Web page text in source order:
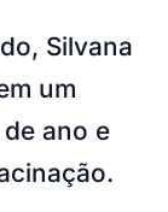
Silvana
um
ano e